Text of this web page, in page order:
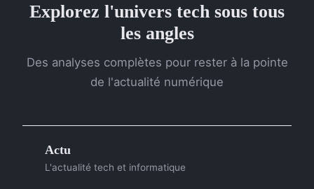
Explorez l'univers tech sous tous
les angles
Des analyses complètes pour rester à la pointe
de l'actualité numérique
Actu
L'actualité tech et informatique